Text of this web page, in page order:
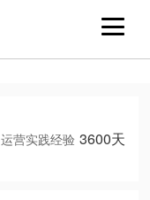
运营实践经验 3600天